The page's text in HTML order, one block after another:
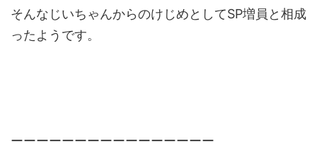
そんなじいちゃんからのけじめとしてSP増員と相成
ったようです。
ーーーーーーーーーーーーーーーー